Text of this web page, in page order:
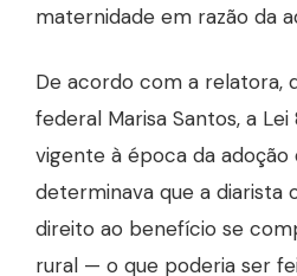
maternidade em razão da
De acordo com a relatora,
federal Marisa Santos, a Lei
vigente à época da adoção
determinava que a diarista
direito ao benefício se
rural — o que poderia ser